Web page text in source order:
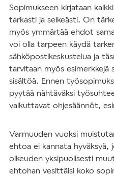
Sopimukseen kirjataan
tarkasti ja selkeästi. On
myös ymmärtää ehdot
voi olla tarpeen käydä
sähköpostikeskustelua ja
tarvitaan myös esimerkkejä
sisältöä. Ennen
pyytää nähtäväksi
vaikuttavat ohjesäännöt,
Varmuuden vuoksi
ehtoa ei kannata hyväksyä,
oikeuden yksipuolisesti
ehtohan vesittäisi koko